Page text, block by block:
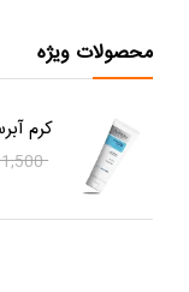
محصولات ویژه
کرم